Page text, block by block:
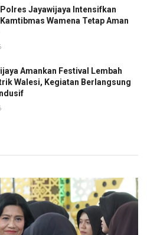
Polres Jayawijaya Intensifkan
Wamena Tetap Aman
Amankan Festival Lembah
Walesi, Kegiatan Berlangsung